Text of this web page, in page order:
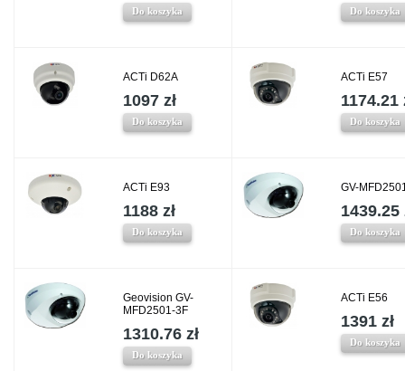
Do koszyka Do koszyka
ACTi D62A
1097 zł
Do koszyka
ACTi E57
1174.21
Do koszyka
ACTi E93
1188 zł
Do koszyka
GV-
1439.25
Do koszyka
Geovision GV-
MFD2501-3F
1310.76 zł
Do koszyka
ACTi E56
1391 zł
Do koszyka